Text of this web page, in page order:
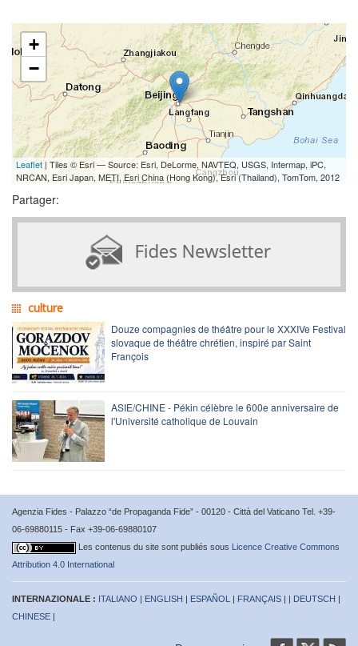
+
−
Leaflet| Tiles © Esri — Source: Esri, DeLorme, NAVTEQ, USGS, Intermap, iPC,
NRCAN, Esri Japan, METI, Esri China (Hong Kong), Esri (Thailand), TomTom, 2012
Partager:
culture
Douze compagnies de théâtre pour le XXXIVe Festival
slovaque de théâtre chrétien, inspiré par Saint
François
ASIE/CHINE - Pékin célèbre le 600e anniversaire de
l'Université catholique de Louvain
Agenzia Fides - Palazzo “de Propaganda Fide” - 00120 - Città del Vaticano Tel. +39-
06-69880115 - Fax +39-06-69880107
Les contenus du site sont publiés sous Licence Creative Commons
Attribution 4.0 International
INTERNAZIONALE : ITALIANO | ENGLISH | ESPAÑOL | FRANÇAIS | | DEUTSCH |
CHINESE |